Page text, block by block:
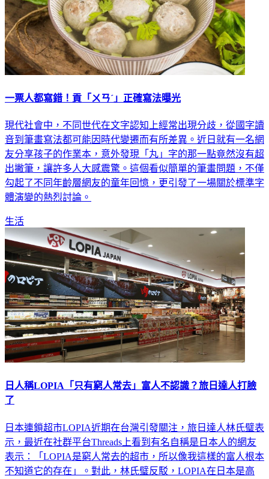
一票人都寫錯！貢「ㄨㄢˊ」正確寫法曝光
現代社會中，不同世代在文字認知上經常出現分歧，從國字讀
音到筆畫寫法都可能因時代變遷而有所差異。近日就有一名網
友分享孩子的作業本，意外發現「丸」字的那一點竟然沒有超
出撇筆，讓許多人大感震驚。這個看似簡單的筆畫問題，不僅
勾起了不同年齡層網友的童年回憶，更引發了一場關於標準字
體演變的熱烈討論。
生活
日人稱LOPIA「只有窮人常去」富人不認識？旅日達人打臉
了
日本連鎖超市LOPIA近期在台灣引發關注，旅日達人林氏璧表
示，最近在社群平台Threads上看到有名自稱是日本人的網友
表示：「LOPIA是窮人常去的超市，所以像我這樣的富人根本
不知道它的存在」。對此，林氏璧反駁，LOPIA在日本是高